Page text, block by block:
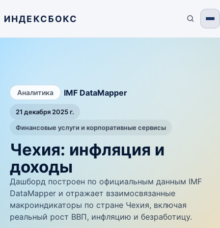
ИНДЕКСБОКС
Аналитика IMF DataMapper
21 декабря 2025 г.
Финансовые услуги и корпоративные сервисы
Чехия: инфляция и
доходы
Дашборд построен по официальным данным IMF
DataMapper и отражает взаимосвязанные
макроиндикаторы по стране Чехия, включая
реальный рост ВВП, инфляцию и безработицу.